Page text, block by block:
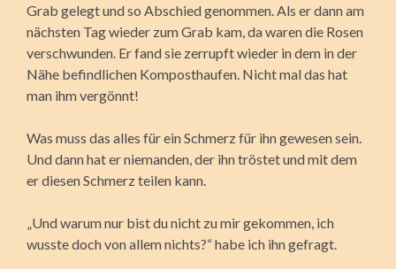
Grab gelegt und so Abschied genommen. Als er dann am
nächsten Tag wieder zum Grab kam, da waren die Rosen
verschwunden. Er fand sie zerrupft wieder in dem in der
Nähe befindlichen Komposthaufen. Nicht mal das hat
man ihm vergönnt!
Was muss das alles für ein Schmerz für ihn gewesen sein.
Und dann hat er niemanden, der ihn tröstet und mit dem
er diesen Schmerz teilen kann.
„Und warum nur bist du nicht zu mir gekommen, ich
wusste doch von allem nichts?“ habe ich ihn gefragt.